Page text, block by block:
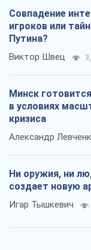
Совпадение
игроков или
Путина?
Виктор Швец
Минск
в условиях
кризиса
Александр
Ни оружия, ни
создает новую
Игар Тышкевич